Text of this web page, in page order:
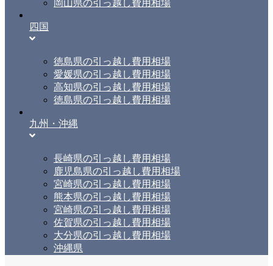
岡山県の引っ越し費用相場
四国
徳島県の引っ越し費用相場
愛媛県の引っ越し費用相場
高知県の引っ越し費用相場
徳島県の引っ越し費用相場
九州・沖縄
長崎県の引っ越し費用相場
鹿児島県の引っ越し費用相場
宮崎県の引っ越し費用相場
熊本県の引っ越し費用相場
宮崎県の引っ越し費用相場
佐賀県の引っ越し費用相場
大分県の引っ越し費用相場
沖縄県